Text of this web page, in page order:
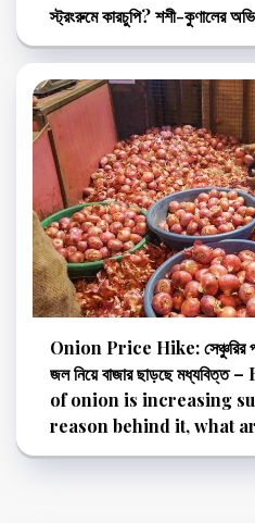
স্ট্রংরুমে কারচুপি? শশী-কুণালের
Onion Price Hike: সেঞ্চুরির
জল নিয়ে বাজার ছাড়ছে
of onion is increasing
reason behind it, what